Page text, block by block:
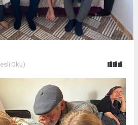
Oku)